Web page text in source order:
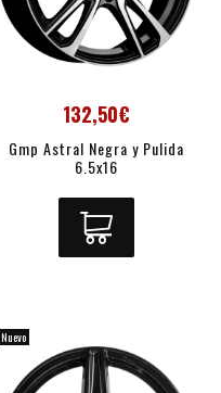
132,50€
Gmp Astral Negra y Pulida
6.5x16
Nuevo